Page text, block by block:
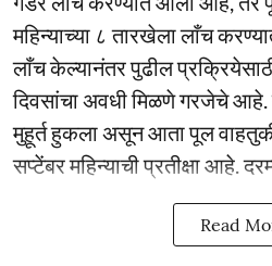
महिन्याच्या ८ तारखेला लाँच
लाँच केल्यानंतर पुढील
दिवसांचा अवधी मिळणे गरजेचे
मुहूर्त हुकला असून आता पूल
सप्टेंबर महिन्याची प्रतीक्षा आहे.
Read